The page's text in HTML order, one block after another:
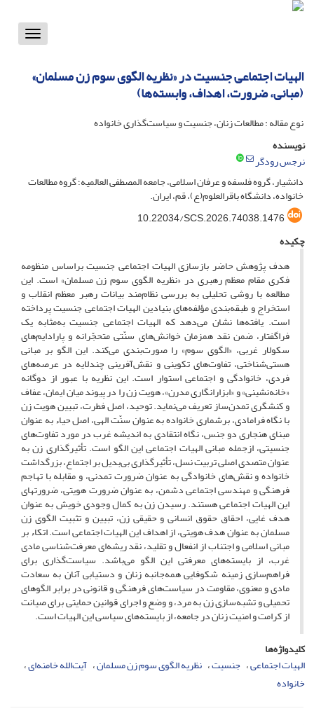
Toggle
الهیات اجتماعی جنسیت در «نظریه الگوی سوم زن مسلمان»
(مبانی، ضرورت، اهداف، وابسته‌ها)
نوع مقاله : مطالعات زنان، جنسیت و سیاست‌گذاری خانواده
نویسنده
نرجس رودگر
دانشیار، گروه فلسفه و عرفان اسلامی، جامعه المصطفی العالمیه؛ گروه مطالعات
خانواده، دانشگاه باقرالعلوم(ع)، قم، ایران.
10.22034/SCS.2026.74038.1476
چکیده
هدف پژوهش حاضر بازسازی الهیات اجتماعی جنسیت براساس منظومه
فکری مقام معظم رهبری در «نظریه الگوی سوم زن مسلمان» است. این
مطالعه با روشی تحلیلی به بررسی نظام‌مند بیانات رهبر معظم انقلاب و
استخراج و طبقه‌بندی مؤلفه‌های بنیادین الهیات اجتماعی جنسیت پرداخته
است. یافته‌ها نشان می‌دهد که الهیات اجتماعی جنسیت به‌مثابه یک
فراگفتار، ضمن نقد همزمان خوانش‌های سنّتی متحجّرانه و پارادایم‌های
سکولار غربی، «الگوی سوم» را صورت‌بندی می‌کند. این الگو بر مبانی
هستی‌شناختی، تفاوت‌های تکوینی و نقش‌آفرینی چندلایه در عرصه‌های
فردی، خانوادگی و اجتماعی استوار است. این نظریه با عبور از دوگانه
«خانه‌نشینی» و «ابزارانگاری مدرن»، هویت زن را در پیوند میان ایمان، عفاف
و کنشگری تمدن‌ساز تعریف می‌نماید. توحید، اصل فطرت، تبیین هویت زن
با نگاه فرامادی، برشماری خانواده به عنوان سنّت الهی، اصل حیاء به عنوان
مبنای هنجاری دو جنس، نگاه انتقادی به اندیشه غرب در مورد تفاوت‌های
جنسیتی، ازجمله مبانی الهیات اجتماعی این الگو است. تأثیرگذاری زن به
عنوان متصدی اصلی تربیت نسل، تأثیرگذاری بی‌بدیل بر اجتماع، بزرگداشت
خانواده و نقش‌های خانوادگی به عنوان ضرورت تمدنی، و مقابله با تهاجم
فرهنگی و مهندسی اجتماعی دشمن، به عنوان ضرورت هویتی، ضرورت‎های
این الهیات اجتماعی هستند.رسیدن زن به کمال وجودی خویش به عنوان
هدف غایی، احقاق حقوق انسانی و حقیقی زن، تبیین و تثبیت الگوی زن
مسلمان به عنوان هدف هویتی، از اهداف این الهیات اجتماعی است. اتکاء بر
مبانی اسلامی و اجتناب از انفعال و تقلید، نقد ریشه‌ای معرفت‌شناسی مادی
غرب، از بایسته‌های معرفتی این الگو می‌باشد. سیاست‌گذاری برای
فراهم‌سازی زمینه شکوفایی همه‌جانبه زنان و دستیابی آنان به سعادت
مادی و معنوی، مقاومت در سیاست‌های فرهنگی و قانونی در برابر الگوهای
تحمیلی و تشبه‌سازی زن به مرد، و وضع و اجرای قوانین حمایتی برای صیانت
از کرامت و امنیت زنان در جامعه، از بایسته‌های سیاسی این الهیات است.
کلیدواژه‌ها
الهیات اجتماعی جنسیت نظریه الگوی سوم زن مسلمان آیت‌الله خامنه‌ای
خانواده